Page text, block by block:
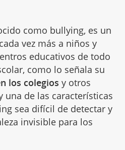
como bullying, es un
vez más a niños y
educativos de todo
como lo señala su
los colegios y otros
una de las características
sea difícil de detectar y
invisible para los